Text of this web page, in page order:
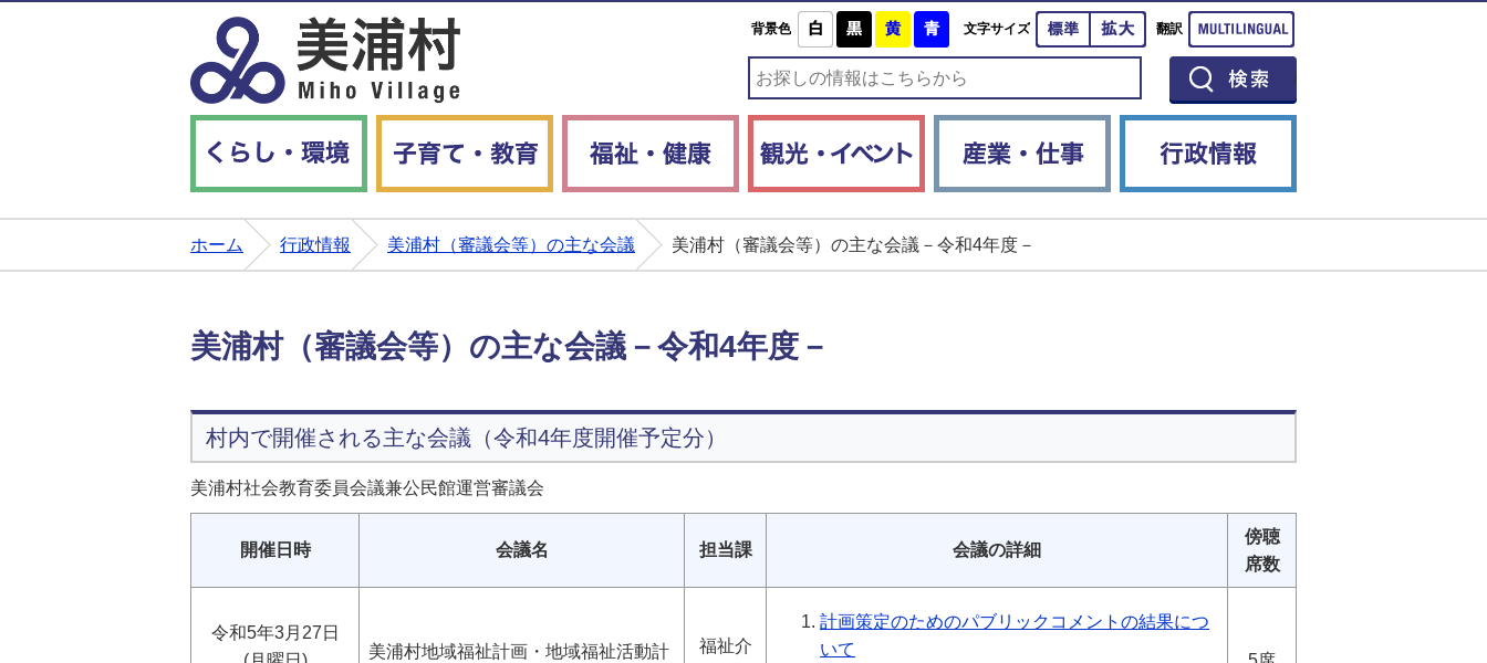
背景色 白 黒 黄 青文字サイズ 標準 拡大
翻訳
ホーム 行政情報 美浦村（審議会等）の主な会議 美浦村（審議会等）の主な会議－令和4年度－
美浦村（審議会等）の主な会議－令和4年度－
村内で開催される主な会議（令和4年度開催予定分）
美浦村社会教育委員会議兼公民館運営審議会
開催日時 会議名 担当課 会議の詳細
傍聴
席数
令和5年3月27日
美浦村地域福祉計画・地域福祉活動計
福祉介
計画策定のためのパブリックコメントの結果につ
いて